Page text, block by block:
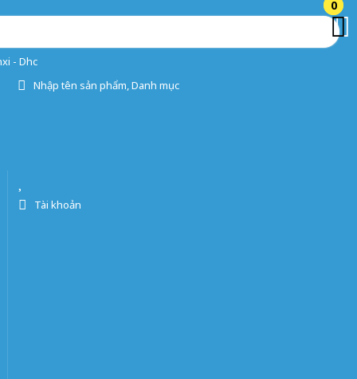
- Dhc
Nhập tên sản phẩm, Danh mục
0
Tài khoản
0